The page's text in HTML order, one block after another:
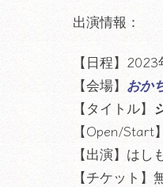
出演情報：
【日程】
【会場】 おか
【タイトル】
【Open/
【出演】はし
【チケット】